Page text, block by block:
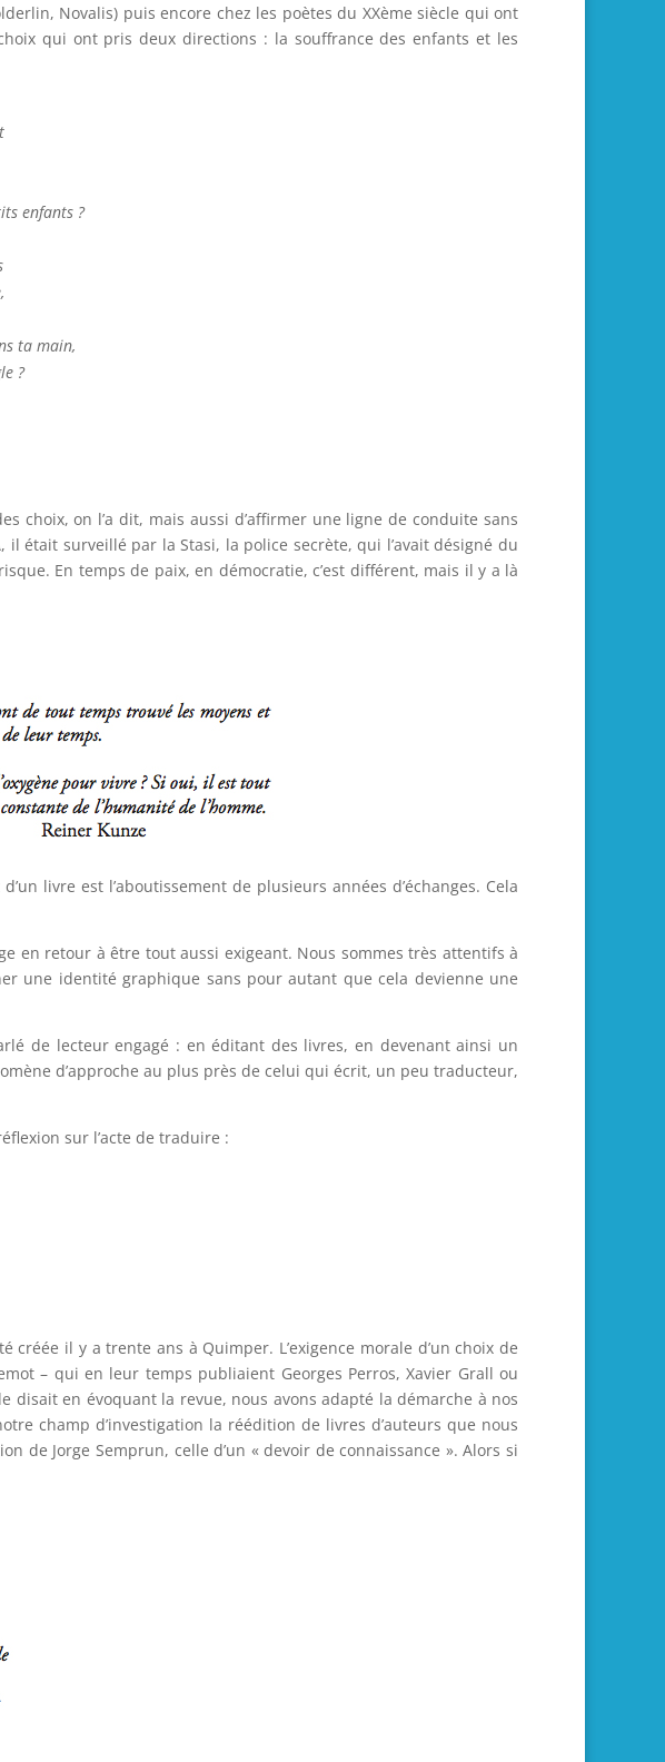
Novalis) puis encore chez les poètes du XXème siècle qui ont
qui ont pris deux directions : la souffrance des enfants et les
enfants ?
ta main,
?
choix, on l’a dit, mais aussi d’affirmer une ligne de conduite sans
était surveillé par la Stasi, la police secrète, qui l’avait désigné du
En temps de paix, en démocratie, c’est différent, mais il y a là
livre est l’aboutissement de plusieurs années d’échanges. Cela
en retour à être tout aussi exigeant. Nous sommes très attentifs à
une identité graphique sans pour autant que cela devienne une
de lecteur engagé : en éditant des livres, en devenant ainsi un
d’approche au plus près de celui qui écrit, un peu traducteur,
sur l’acte de traduire :
il y a trente ans à Quimper. L’exigence morale d’un choix de
– qui en leur temps publiaient Georges Perros, Xavier Grall ou
disait en évoquant la revue, nous avons adapté la démarche à nos
champ d’investigation la réédition de livres d’auteurs que nous
de Jorge Semprun, celle d’un « devoir de connaissance ». Alors si